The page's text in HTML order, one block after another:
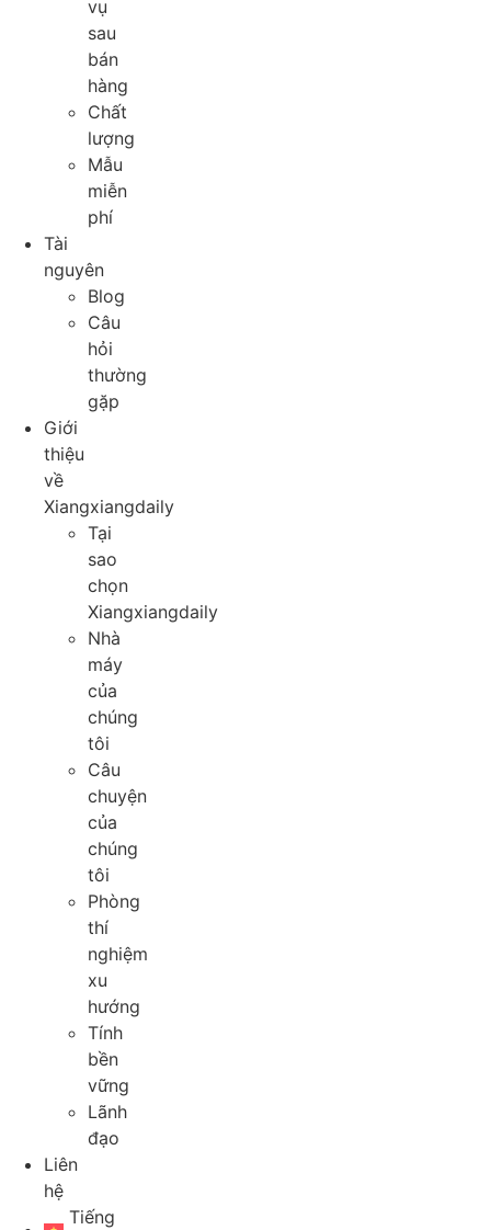
vụ
sau
bán
hàng
Chất
lượng
Mẫu
miễn
phí
Tài
nguyên
Blog
Câu
hỏi
thường
gặp
Giới
thiệu
về
Xiangxiangdaily
Tại
sao
chọn
Xiangxiangdaily
Nhà
máy
của
chúng
tôi
Câu
chuyện
của
chúng
tôi
Phòng
thí
nghiệm
xu
hướng
Tính
bền
vững
Lãnh
đạo
Liên
hệ
Tiếng